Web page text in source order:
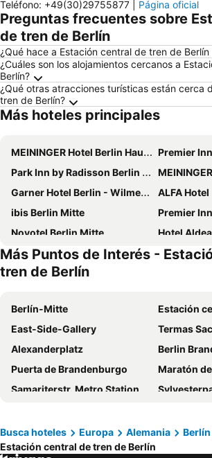
Teléfono: +49(30)29755877 Página oficial
Preguntas frecuentes sobre
de tren de Berlín
¿Qué hace a Estación central de tren de
¿Cuáles son los alojamientos cercanos a
Berlín?
¿Qué otras atracciones turísticas están cerca
tren de Berlín?
Más hoteles principales
MEININGER Hotel Berlin Hauptbahnhof
Premier Inn
Park Inn by Radisson Berlin Alexanderplatz
MEININGER
Garner Hotel Berlin - Wilmersdorf By Ihg
ALFA Hotel
ibis Berlin Mitte
Premier Inn
Novotel Berlin Mitte
Hotel
MEININGER Hotel Berlin Mitte Humboldthaus
a&o Berlin
Hampton by Hilton Berlin City Centre Alexanderplatz
Hotel Adlon Kempinski Berlin
INNSiDE
Sheraton Berlin Grand Hotel Esplanade
Wyndham
Dorint Kurfürstendamm Berlin
ibis budget
NH Collection Berlin Mitte Friedrichstrasse
CLUB
Hotel Riu Plaza Berlin
Hotel
Me and All Hotel Berlin East Side, by Hyatt
Scandic
Hotel Am Schloss Koepenick Berlin by Golden Tulip
MEININGER
Más Puntos de Interés -
tren de Berlín
Berlín-Mitte
Estación
East-Side-Gallery
Termas
Alexanderplatz
Berlin
Puerta de Brandenburgo
Maratón
Samariterstr. Metro Station
Schöneberg
Castillo
Estadio Olímpico de Berlín
Busca hoteles Europa Alemania Berlín
Estación central de tren de Berlín